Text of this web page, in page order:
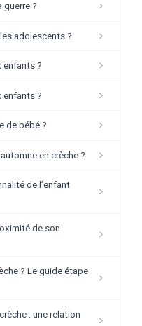
guerre ?
adolescents ?
enfants ?
enfants ?
de bébé ?
en crèche ?
de l’enfant
de son
? Le guide étape
: une relation